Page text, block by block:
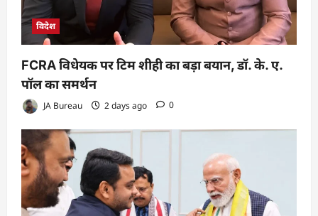
विदेश
FCRA विधेयक पर टिम शीही का बड़ा बयान, डॉ. के. ए.
पॉल का समर्थन
JA Bureau 2 days ago 0